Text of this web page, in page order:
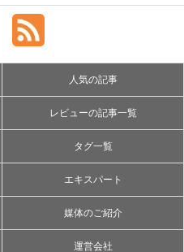
人気の記事
レビューの記事一覧
タグ一覧
エキスパート
媒体のご紹介
運営会社